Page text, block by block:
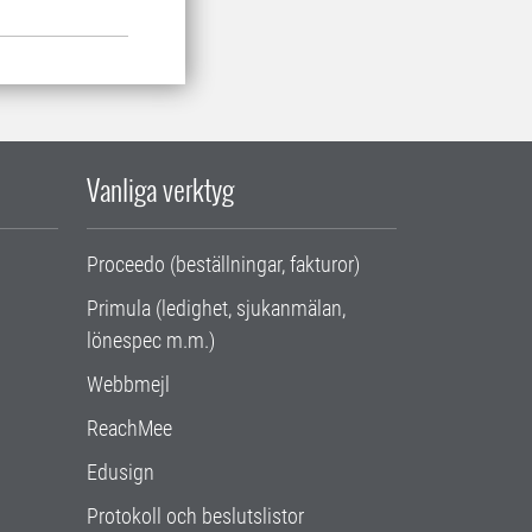
Vanliga verktyg
Proceedo (beställningar, fakturor)
Primula (ledighet, sjukanmälan,
lönespec m.m.)
Webbmejl
ReachMee
Edusign
Protokoll och beslutslistor